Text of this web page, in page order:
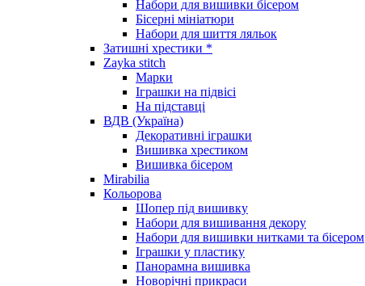
Набори для вишивки бісером
Бісерні мініатюри
Набори для шиття ляльок
Затишні хрестики *
Zayka stitch
Марки
Іграшки на підвісі
На підставці
ВДВ (Україна)
Декоративні іграшки
Вишивка хрестиком
Вишивка бісером
Mirabilia
Кольорова
Шопер під вишивку
Набори для вишивання декору
Набори для вишивки нитками та бісером
Іграшки у пластику
Панорамна вишивка
Новорічні прикраси